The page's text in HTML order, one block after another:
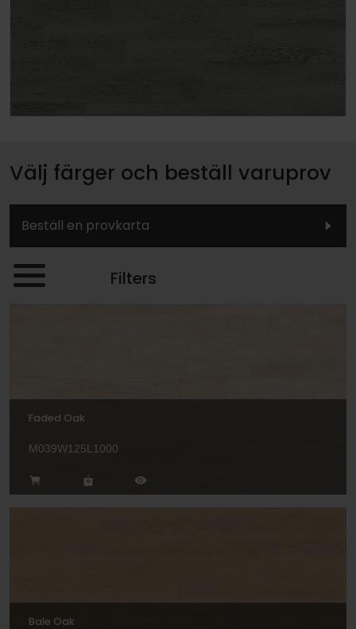
Välj färger och beställ varuprov
Beställ en provkarta
Filters
Faded Oak
M039W125L1000
Bale Oak